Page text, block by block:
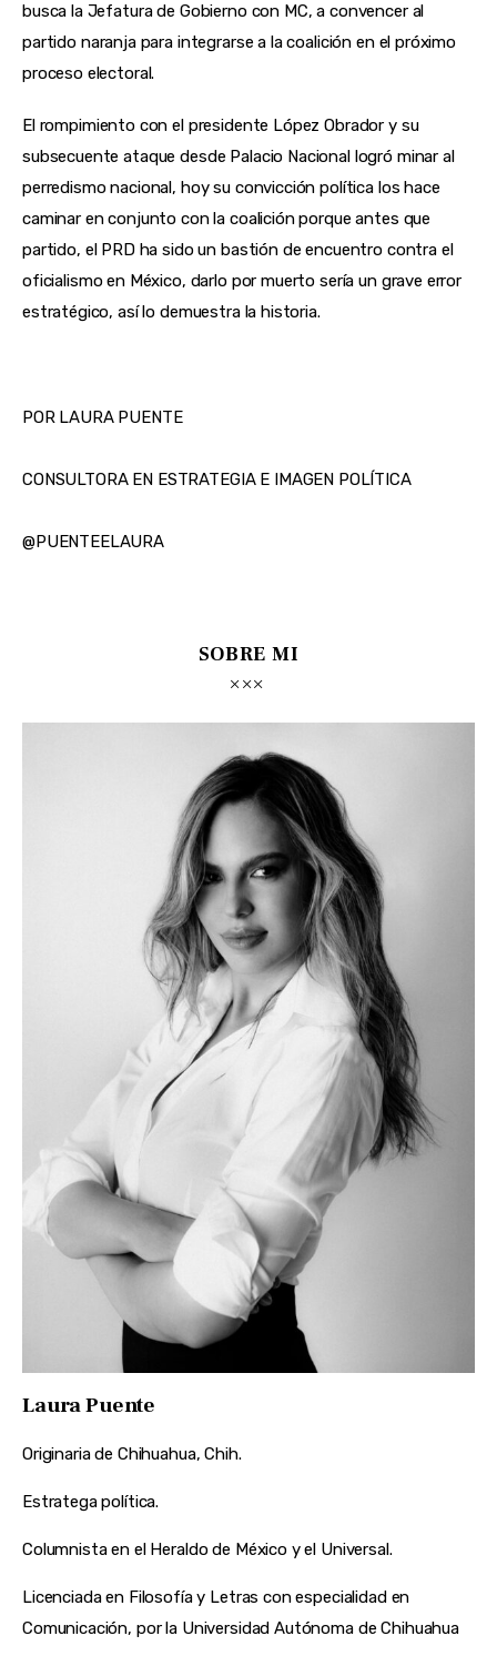
busca la Jefatura de Gobierno con MC, a convencer al
partido naranja para integrarse a la coalición en el próximo
proceso electoral.
El rompimiento con el presidente López Obrador y su
subsecuente ataque desde Palacio Nacional logró minar al
perredismo nacional, hoy su convicción política los hace
caminar en conjunto con la coalición porque antes que
partido, el PRD ha sido un bastión de encuentro contra el
oficialismo en México, darlo por muerto sería un grave error
estratégico, así lo demuestra la historia.
POR LAURA PUENTE
CONSULTORA EN ESTRATEGIA E IMAGEN POLÍTICA
@PUENTEELAURA
SOBRE MI
Laura Puente
Originaria de Chihuahua, Chih.
Estratega política.
Columnista en el Heraldo de México y el Universal.
Licenciada en Filosofía y Letras con especialidad en
Comunicación, por la Universidad Autónoma de Chihuahua